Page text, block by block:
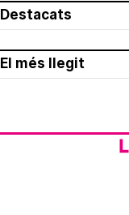
Destacats
El més llegit